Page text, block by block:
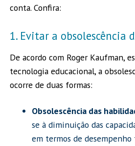
conta. Confira:
1. Evitar a obsolescência
De acordo com Roger Kaufman,
tecnologia educacional, a
ocorre de duas formas:
Obsolescência das
se à diminuição das
em termos de